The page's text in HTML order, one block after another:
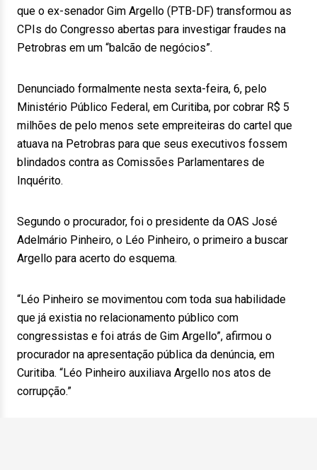
que o ex-senador Gim Argello (PTB-DF) transformou as
CPIs do Congresso abertas para investigar fraudes na
Petrobras em um “balcão de negócios”.
Denunciado formalmente nesta sexta-feira, 6, pelo
Ministério Público Federal, em Curitiba, por cobrar R$ 5
milhões de pelo menos sete empreiteiras do cartel que
atuava na Petrobras para que seus executivos fossem
blindados contra as Comissões Parlamentares de
Inquérito.
Segundo o procurador, foi o presidente da OAS José
Adelmário Pinheiro, o Léo Pinheiro, o primeiro a buscar
Argello para acerto do esquema.
“Léo Pinheiro se movimentou com toda sua habilidade
que já existia no relacionamento público com
congressistas e foi atrás de Gim Argello”, afirmou o
procurador na apresentação pública da denúncia, em
Curitiba. “Léo Pinheiro auxiliava Argello nos atos de
corrupção.”